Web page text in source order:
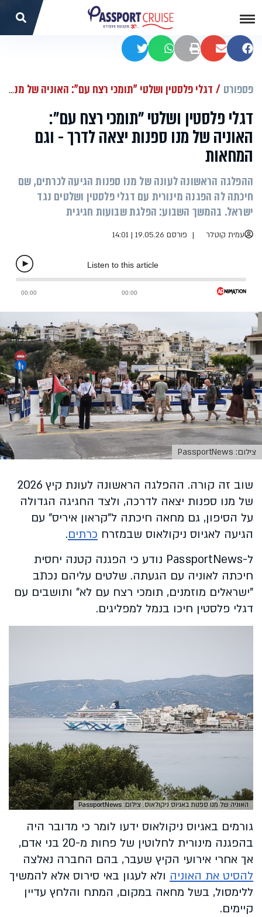
שתפו בפייסבוק
שתפו במיילהדפסהשתפו בוואטסאפשתפו בטוויטר
פספורט דגלי פלסטין ושלטי "תומכי רצח עם": האוניה של מנו ספנות יצאה לדרך - וגם המחאות
דגלי פלסטין ושלטי "תומכי רצח עם":
האוניה של מנו ספנות יצאה לדרך - וגם
המחאות
ההפלגה הראשונה לעונה של מנו ספנות הגיעה לכרתים, שם
חיכתה לה הפגנה מינורית עם דגלי פלסטין ושלטים נגד
ישראל. בהמשך השבוע: הפלגת שבועות חגיגית
עמית קוטלר פורסם 19.05.26 | 14:01
צילום: PassportNews
שוב זה קורה. ההפלגה הראשונה לעונת קיץ 2026
של מנו ספנות יצאה לדרכה, ולצד החגיגה הגדולה
על הסיפון, גם מחאה חיכתה ל"קראון איריס" עם
הגיעה לאגיוס ניקולאוס שבמזרח כרתים.
ל-PassportNews נודע כי הפגנה קטנה יחסית
חיכתה לאוניה עם הגעתה. שלטים עליהם נכתב
"ישראלים מוזמנים, תומכי רצח עם לא" ותושבים עם
דגלי פלסטין חיכו בנמל למפליגים.
האוניה של מנו ספנות באגיוס ניקולאוס. צילום: PassportNews
גורמים באגיוס ניקולאוס ידעו לומר כי מדובר היה
בהפגנה מינורית לחלוטין של פחות מ-20 בני אדם,
אך אחרי אירועי הקיץ שעבר, בהם החברה נאלצה
להסיט את האוניה ולא לעגון באי סירוס אלא להמשיך
ללימסול, בשל מחאה במקום, המתח והלחץ עדיין
קיימים.